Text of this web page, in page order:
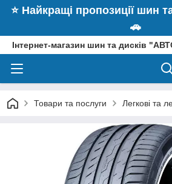
⭐️ Найкращі пропозиції шин
🚗
Інтернет-магазин шин та дисків
Товари та послуги Легкові та